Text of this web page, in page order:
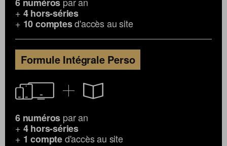
+ 4 hors-séries
+ 10 comptesd'accès au site
Formule Intégrale Perso
6 numéros par an
+ 4 hors-séries
+ 1 compted'accès au site